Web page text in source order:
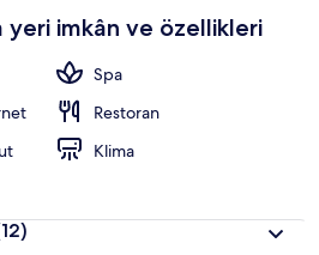
yeri imkân ve özellikleri
Spa
Restoran
Klima